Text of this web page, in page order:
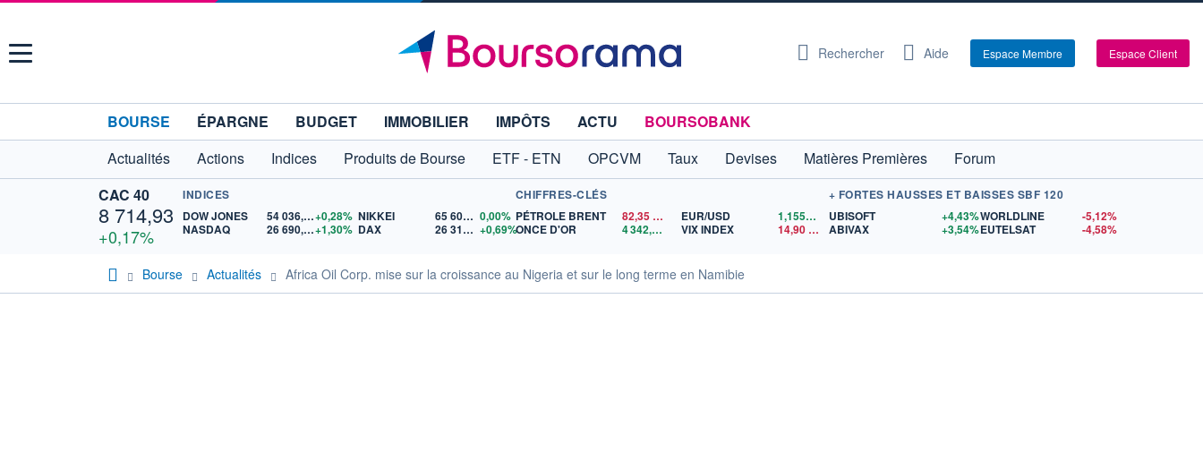
Menu Rechercher Aide Espace Membre Espace Client
BOURSE ÉPARGNE BUDGET IMMOBILIER IMPÔTS ACTU
BOURSOBANK
Actualités
Actions Indices Produits de Bourse ETF - ETN OPCVM Taux Devises Matières Premières
Forum
CAC 40
8 714,93
+0,17%
INDICES
DOW JONES
54 036,93+0,28%
NASDAQ
26 690,62+1,30%
NIKKEI 65 606,71 0,00%
DAX
26 319,45 +0,69%
CHIFFRES-CLÉS
PÉTROLE BRENT
82,35$US
ONCE D'OR
4 342,26 $US
EUR/USD 1,1559$US
VIX INDEX
14,90
+ FORTES HAUSSES ET BAISSES SBF 120
UBISOFT
+4,43%
ABIVAX
+3,54%
WORLDLINE
-5,12%
EUTELSAT
-4,58%
Bourse Actualités Africa Oil Corp. mise sur la croissance au Nigeria et sur le long terme en Namibie